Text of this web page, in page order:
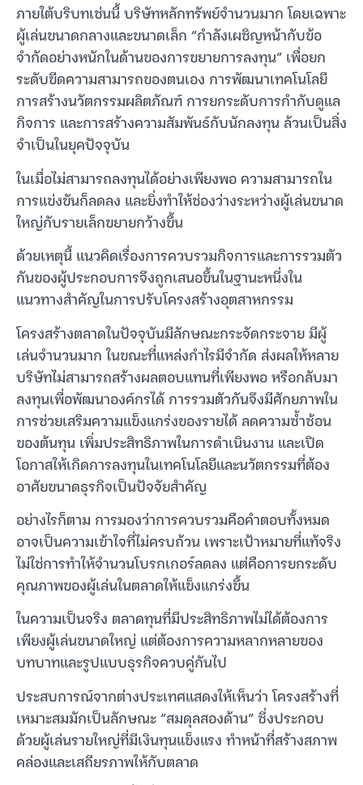
ภายใต้บริบทเช่นนี้ บริษัทหลักทรัพย์จำนวนมาก โดยเฉพาะ
ผู้เล่นขนาดกลางและขนาดเล็ก “กำลังเผชิญหน้ากับข้อ
จำกัดอย่างหนักในด้านของการขยายการลงทุน” เพื่อยก
ระดับขีดความสามารถของตนเอง การพัฒนาเทคโนโลยี
การสร้างนวัตกรรมผลิตภัณฑ์ การยกระดับการกำกับดูแล
กิจการ และการสร้างความสัมพันธ์กับนักลงทุน ล้วนเป็นสิ่ง
จำเป็นในยุคปัจจุบัน
ในเมื่อไม่สามารถลงทุนได้อย่างเพียงพอ ความสามารถใน
การแข่งขันก็ลดลง และยิ่งทำให้ช่องว่างระหว่างผู้เล่นขนาด
ใหญ่กับรายเล็กขยายกว้างขึ้น
ด้วยเหตุนี้ แนวคิดเรื่องการควบรวมกิจการและการรวมตัว
กันของผู้ประกอบการจึงถูกเสนอขึ้นในฐานะหนึ่งใน
แนวทางสำคัญในการปรับโครงสร้างอุตสาหกรรม
โครงสร้างตลาดในปัจจุบันมีลักษณะกระจัดกระจาย มีผู้
เล่นจำนวนมาก ในขณะที่แหล่งกำไรมีจำกัด ส่งผลให้หลาย
บริษัทไม่สามารถสร้างผลตอบแทนที่เพียงพอ หรือกลับมา
ลงทุนเพื่อพัฒนาองค์กรได้ การรวมตัวกันจึงมีศักยภาพใน
การช่วยเสริมความแข็งแกร่งของรายได้ ลดความซ้ำซ้อน
ของต้นทุน เพิ่มประสิทธิภาพในการดำเนินงาน และเปิด
โอกาสให้เกิดการลงทุนในเทคโนโลยีและนวัตกรรมที่ต้อง
อาศัยขนาดธุรกิจเป็นปัจจัยสำคัญ
อย่างไรก็ตาม การมองว่าการควบรวมคือคำตอบทั้งหมด
อาจเป็นความเข้าใจที่ไม่ครบถ้วน เพราะเป้าหมายที่แท้จริง
ไม่ใช่การทำให้จำนวนโบรกเกอร์ลดลง แต่คือการยกระดับ
คุณภาพของผู้เล่นในตลาดให้แข็งแกร่งขึ้น
ในความเป็นจริง ตลาดทุนที่มีประสิทธิภาพไม่ได้ต้องการ
เพียงผู้เล่นขนาดใหญ่ แต่ต้องการความหลากหลายของ
บทบาทและรูปแบบธุรกิจควบคู่กันไป
ประสบการณ์จากต่างประเทศแสดงให้เห็นว่า โครงสร้างที่
เหมาะสมมักเป็นลักษณะ “สมดุลสองด้าน” ซึ่งประกอบ
ด้วยผู้เล่นรายใหญ่ที่มีเงินทุนแข็งแรง ทำหน้าที่สร้างสภาพ
คล่องและเสถียรภาพให้กับตลาด